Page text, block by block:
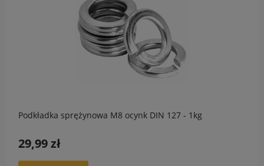
Podkładka sprężynowa M8 ocynk DIN 127 - 1kg
29,99 zł